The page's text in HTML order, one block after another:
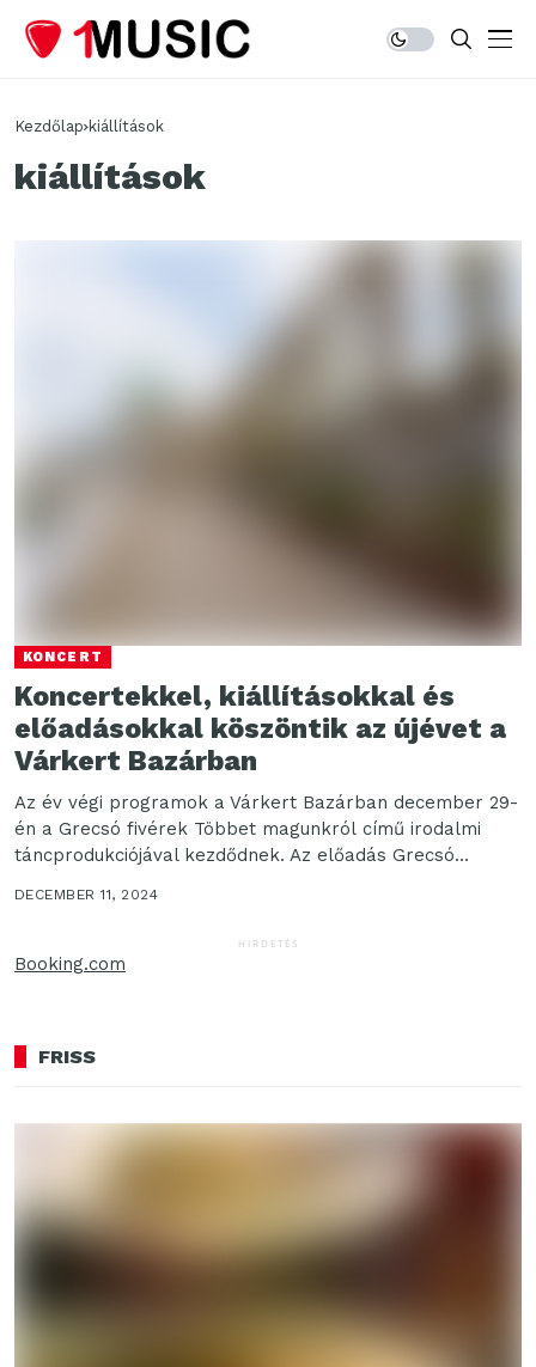
Kezdőlap kiállítások
kiállítások
KONCERT
Koncertekkel, kiállításokkal és
előadásokkal köszöntik az újévet a
Várkert Bazárban
Az év végi programok a Várkert Bazárban december 29-
én a Grecsó fivérek Többet magunkról című irodalmi
táncprodukciójával kezdődnek. Az előadás Grecsó
DECEMBER 11, 2024
HIRDETÉS
Booking.com
FRISS